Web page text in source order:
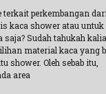
perkembangan
kaca shower atau untuk
Sudah tahukah
material kaca yang
shower. Oleh sebab itu,
area